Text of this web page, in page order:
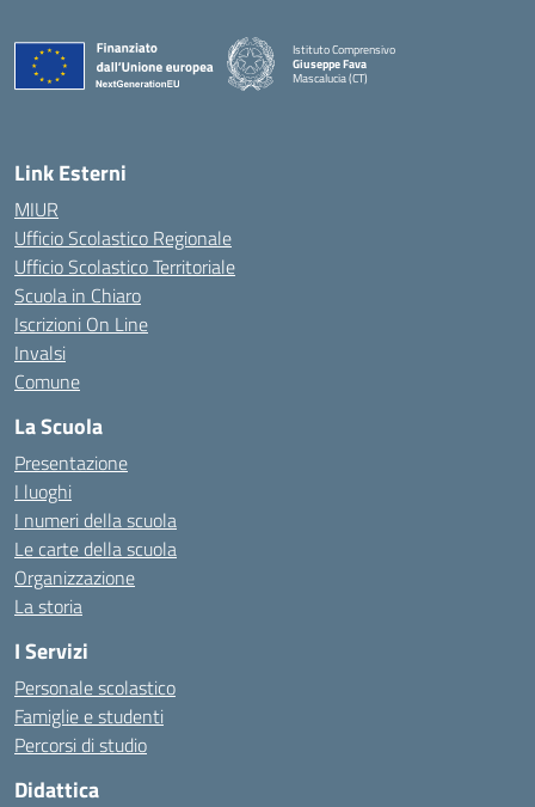
Istituto Comprensivo
Giuseppe Fava
Mascalucia (CT)
Link Esterni
MIUR
Ufficio Scolastico Regionale
Ufficio Scolastico Territoriale
Scuola in Chiaro
Iscrizioni On Line
Invalsi
Comune
La Scuola
Presentazione
I luoghi
I numeri della scuola
Le carte della scuola
Organizzazione
La storia
I Servizi
Personale scolastico
Famiglie e studenti
Percorsi di studio
Didattica